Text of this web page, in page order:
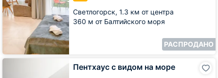
Светлогорск, 1.3 км от центра
360 м от Балтийского моря
РАСПРОДАНО
видом
на
море
Пентхаус с видом на море
Пентхаус